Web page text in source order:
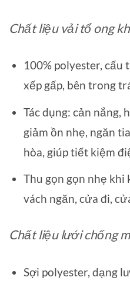
Chất liệu vải tổ ong
100% polyester, cấu
xếp gấp, bên trong
Tác dụng: cản nắng,
giảm ồn nhẹ, ngăn
hòa, giúp tiết kiệm
Thu gọn gọn nhẹ khi
vách ngăn, cửa đi,
Chất liệu lưới chống
Sợi polyester, dạng